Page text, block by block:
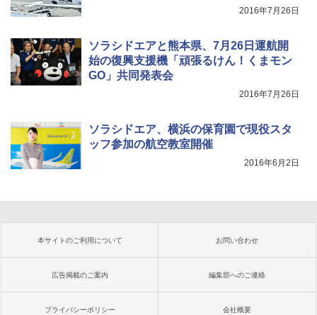
2016年7月26日
ソラシドエアと熊本県、7月26日運航開
始の復興支援機「頑張るけん！くまモン
GO」共同発表会
2016年7月26日
ソラシドエア、横浜の保育園で現役スタ
ッフ参加の航空教室開催
2016年6月2日
本サイトのご利用について お問い合わせ
広告掲載のご案内 編集部へのご連絡
プライバシーポリシー 会社概要